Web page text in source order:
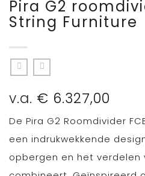
Pira G2
String Furniture
v.a. € 6.327,00
De Pira G2 Roomdivider
een indrukwekkende
opbergen en het verdelen